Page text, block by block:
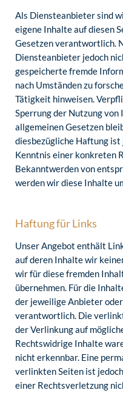
Als Diensteanbieter sind
eigene Inhalte auf diesen
Gesetzen verantwortlich.
Diensteanbieter jedoch
gespeicherte fremde
nach Umständen zu
Tätigkeit hinweisen.
Sperrung der Nutzung von
allgemeinen Gesetzen
diesbezügliche Haftung
Kenntnis einer konkreten
Bekanntwerden von
werden wir diese Inhalte
Haftung für Links
Unser Angebot enthält
auf deren Inhalte wir
wir für diese fremden
übernehmen. Für die
der jeweilige Anbieter
verantwortlich. Die
der Verlinkung auf
Rechtswidrige Inhalte
nicht erkennbar. Eine
verlinkten Seiten ist
einer Rechtsverletzung